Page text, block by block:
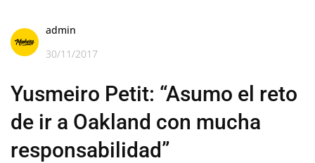
admin
30/11/2017
Yusmeiro Petit: “Asumo el reto
de ir a Oakland con mucha
responsabilidad”